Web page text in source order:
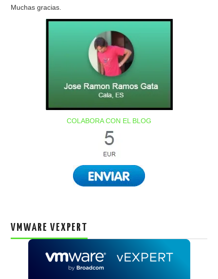
Muchas gracias.
COLABORA CON EL BLOG
VMWARE VEXPERT